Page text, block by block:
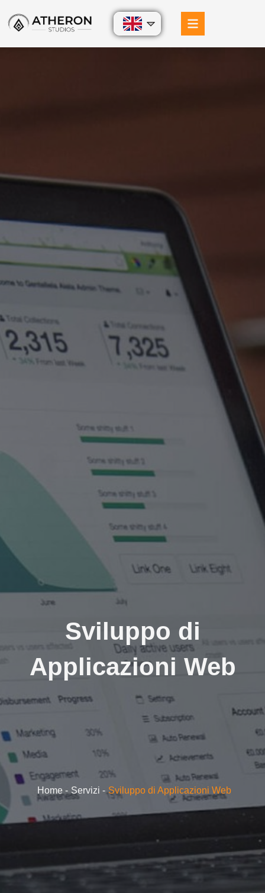
Sviluppo di
Applicazioni Web
Home Servizi Sviluppo di Applicazioni Web